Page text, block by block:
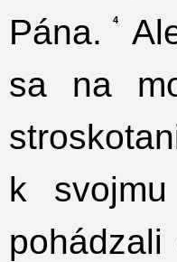
Pána.
4
sa na
k